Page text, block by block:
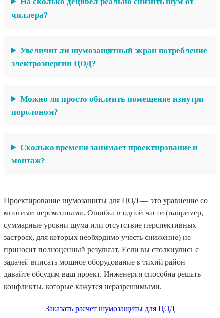
чиллера?
Увеличит ли шумозащитный экран потребление
электроэнергии ЦОД?
Можно ли просто обклеить помещение изнутри
поролоном?
Сколько времени занимает проектирование и
монтаж?
Проектирование шумозащиты для ЦОД — это уравнение со
многими переменными. Ошибка в одной части (например,
суммарные уровни шума или отсутствие перспективных
застроек, для которых необходимо учесть снижение) не
приносит полноценный результат. Если вы столкнулись с
задачей вписать мощное оборудование в тихий район —
давайте обсудим ваш проект. Инженерия способна решать
конфликты, которые кажутся неразрешимыми.
Заказать расчет шумозащиты для ЦОД